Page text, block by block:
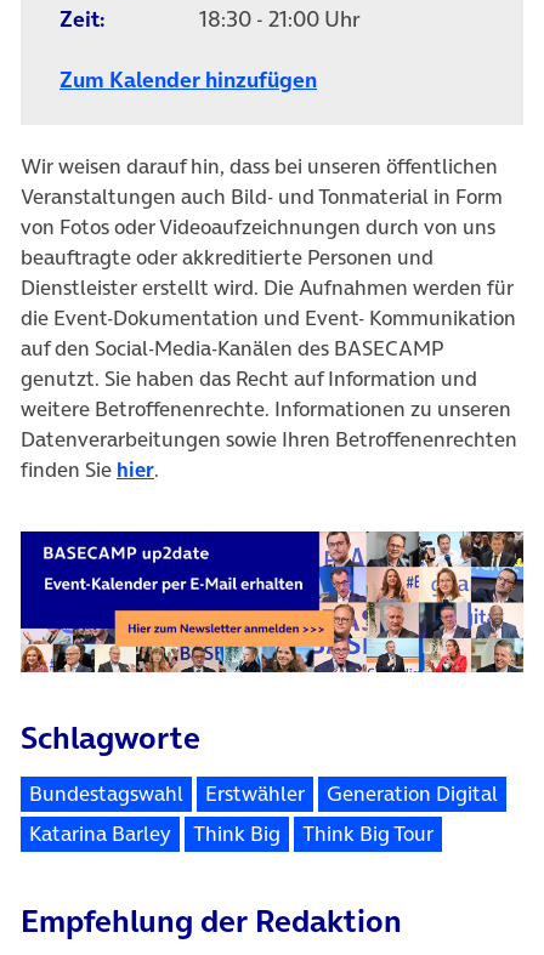
Zeit:
18:30 - 21:00 Uhr
Zum Kalender hinzufügen
Wir weisen darauf hin, dass bei unseren öffentlichen
Veranstaltungen auch Bild- und Tonmaterial in Form
von Fotos oder Videoaufzeichnungen durch von uns
beauftragte oder akkreditierte Personen und
Dienstleister erstellt wird. Die Aufnahmen werden für
die Event-Dokumentation und Event- Kommunikation
auf den Social-Media-Kanälen des BASECAMP
genutzt. Sie haben das Recht auf Information und
weitere Betroffenenrechte. Informationen zu unseren
Datenverarbeitungen sowie Ihren Betroffenenrechten
finden Sie hier.
Schlagworte
Bundestagswahl Erstwähler
Generation Digital
Katarina Barley
Think Big Think Big Tour
Empfehlung der Redaktion